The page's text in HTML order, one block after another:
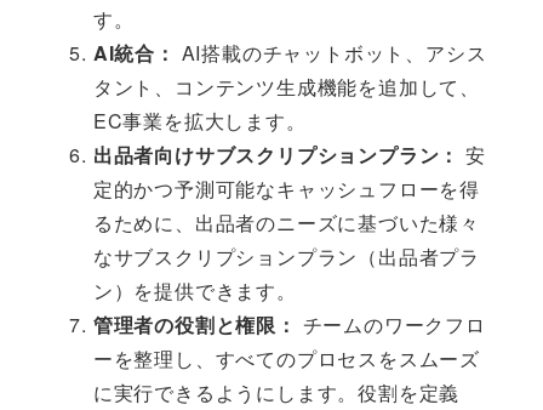
す。
AI統合： AI搭載のチャットボット、アシス
タント、コンテンツ生成機能を追加して、
EC事業を拡大します。
出品者向けサブスクリプションプラン： 安
定的かつ予測可能なキャッシュフローを得
るために、出品者のニーズに基づいた様々
なサブスクリプションプラン（出品者プラ
ン）を提供できます。
管理者の役割と権限： チームのワークフロ
ーを整理し、すべてのプロセスをスムーズ
に実行できるようにします。役割を定義